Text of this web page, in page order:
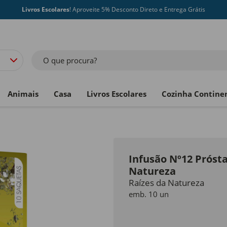
Livros Escolares! Aproveite 5% Desconto Direto e Entrega Grátis
O que procura?
Animais Casa Livros Escolares Cozinha
Infusão Nº12
Natureza
Raízes da Natureza
emb. 10 un